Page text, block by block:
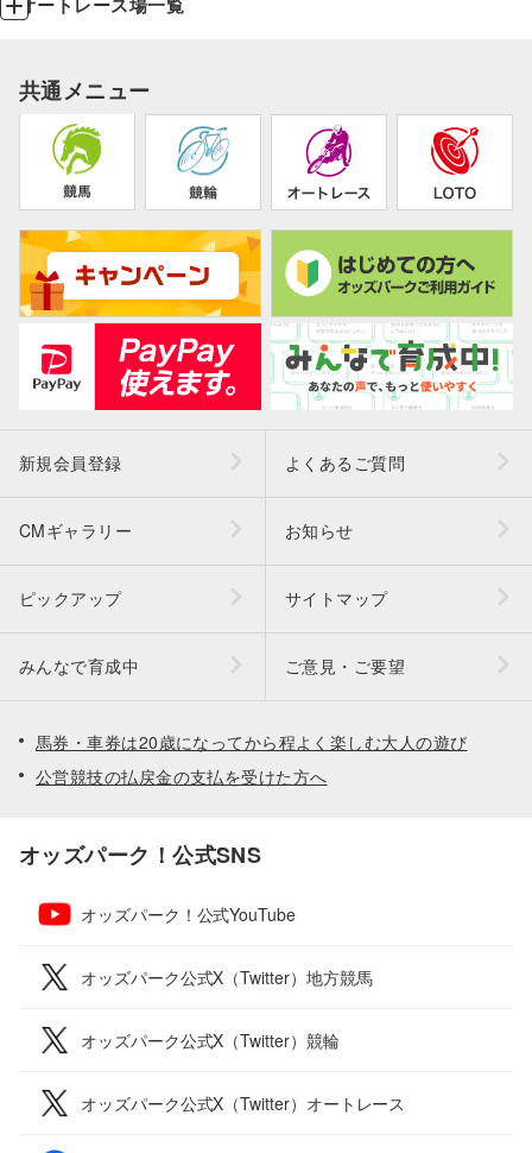
オートレース場一覧
共通メニュー
新規会員登録 よくあるご質問
CMギャラリー お知らせ
ピックアップ サイトマップ
みんなで育成中 ご意見・ご要望
馬券・車券は20歳になってから程よく楽しむ大人の遊び
公営競技の払戻金の支払を受けた方へ
オッズパーク！公式SNS
オッズパーク！公式YouTube
オッズパーク公式X（Twitter）地方競馬
オッズパーク公式X（Twitter）競輪
オッズパーク公式X（Twitter）オートレース